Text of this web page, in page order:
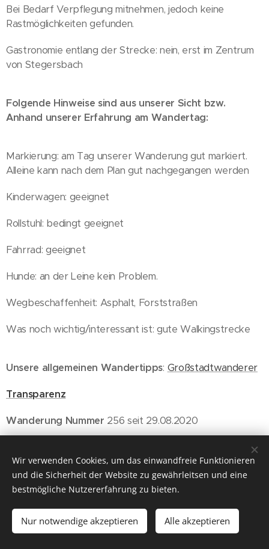
Bei Bedarf Verpflegung mitnehmen, jedoch keine
Rastmöglichkeiten gefunden.
Gastronomie entlang der Strecke: nein, erst im Zentrum
von Stegersbach
Folgende Hinweise sind aus unserer Sicht bzw.
Anhand unserer Erfahrung am Wandertag:
Markierung: am Tag unserer Wanderung gut markiert.
Alleine kann nach dem Plan gut nachgegangen werden
Kinderwagen: geeignet
Rollstuhl: bedingt geeignet
Fahrrad: geeignet
Hunde: an der Leine kein Problem.
Wegbeschaffenheit: Asphalt, Forststraßen
Was noch wichtig/interessant ist: gute Walkingstrecke
Unsere allgemeinen Wandertipps: Großstadtwanderer
Transparenz
Wanderung Nummer 256 seit 29.08.2020
Wien, 25.06.2023
© 2026 ich will wieder raus
Wir verwenden Cookies, um das einwandfreie Funktionieren
und die Sicherheit der Website zu gewährleitsen und eine
bestmögliche Nutzererfahrung zu bieten.
Nur notwendige akzeptieren Alle akzeptieren